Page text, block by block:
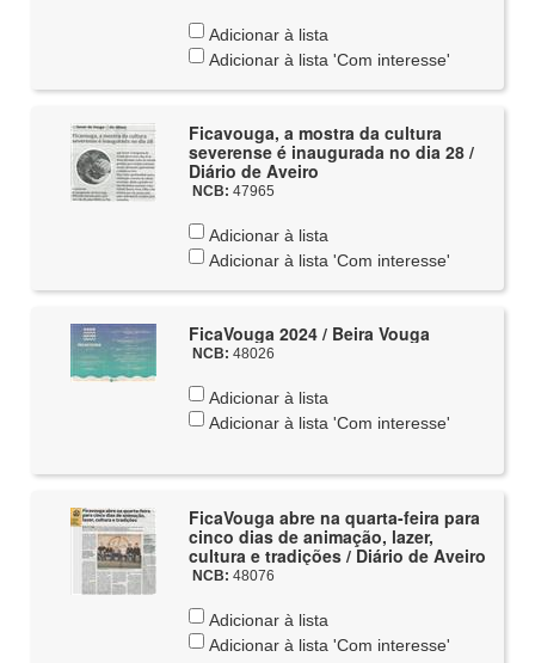
Adicionar à lista
Adicionar à lista 'Com interesse'
Ficavouga, a mostra da cultura
severense é inaugurada no dia 28 /
Diário de Aveiro
NCB: 47965
Adicionar à lista
Adicionar à lista 'Com interesse'
FicaVouga 2024 / Beira Vouga
NCB: 48026
Adicionar à lista
Adicionar à lista 'Com interesse'
FicaVouga abre na quarta-feira para
cinco dias de animação, lazer,
cultura e tradições / Diário de Aveiro
NCB: 48076
Adicionar à lista
Adicionar à lista 'Com interesse'